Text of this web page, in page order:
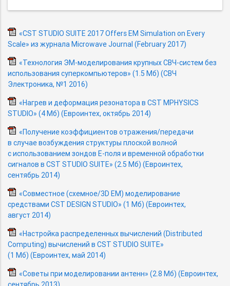
«CST STUDIO SUITE 2017 Offers EM Simulation on Every
Scale» из журнала Microwave Journal (February 2017)
«Технология ЭМ-моделирования крупныхСВЧ-систем без
использования суперкомпьютеров» (1.5 Мб) (СВЧ
Электроника, №1 2016)
«Нагрев и деформация резонатора в CST MPHYSICS
STUDIO» (4 Мб) (Евроинтех, октябрь 2014)
«Получение коэффициентов отражения/передачи
в случае возбуждения структуры плоской волной
с использованием зондов Е-поля и временной обработки
сигналов в CST STUDIO SUITE» (2.5 Мб) (Евроинтех,
сентябрь 2014)
«Совместное (схемное/3D EM) моделирование
средствами CST DESIGN STUDIO» (1 Мб) (Евроинтех,
август 2014)
«Настройка распределенных вычислений (Distributed
Computing) вычислений в CST STUDIO SUITE»
(1 Мб) (Евроинтех, май 2014)
«Советы при моделировании антенн» (2.8 Мб) (Евроинтех,